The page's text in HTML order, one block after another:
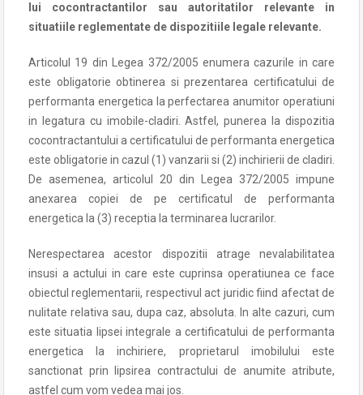
lui cocontractantilor sau autoritatilor relevante in
situatiile reglementate de dispozitiile legale relevante.
Articolul 19 din Legea 372/2005 enumera cazurile in care
este obligatorie obtinerea si prezentarea certificatului de
performanta energetica la perfectarea anumitor operatiuni
in legatura cu imobile-cladiri. Astfel, punerea la dispozitia
cocontractantului a certificatului de performanta energetica
este obligatorie in cazul (1) vanzarii si (2) inchirierii de cladiri.
De asemenea, articolul 20 din Legea 372/2005 impune
anexarea copiei de pe certificatul de performanta
energetica la (3) receptia la terminarea lucrarilor.
Nerespectarea acestor dispozitii atrage nevalabilitatea
insusi a actului in care este cuprinsa operatiunea ce face
obiectul reglementarii, respectivul act juridic fiind afectat de
nulitate relativa sau, dupa caz, absoluta. In alte cazuri, cum
este situatia lipsei integrale a certificatului de performanta
energetica la inchiriere, proprietarul imobilului este
sanctionat prin lipsirea contractului de anumite atribute,
astfel cum vom vedea mai jos.